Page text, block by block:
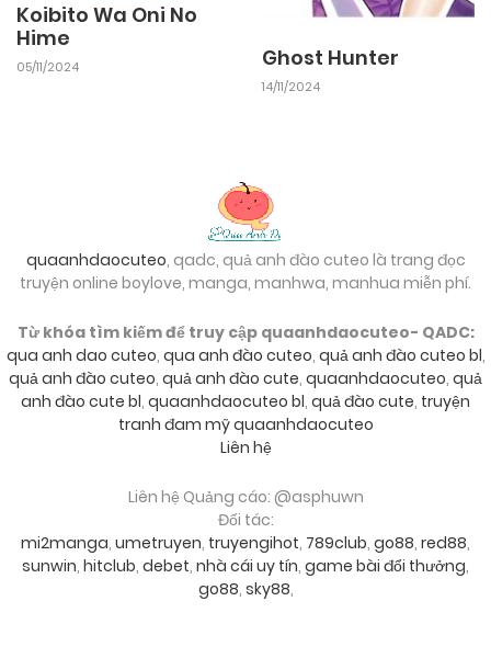
Koibito Wa Oni No
Hime
05/11/2024 Ghost Hunter
14/11/2024
quaanhdaocuteo, qadc, quả anh đào cuteo là trang đọc
truyện online boylove, manga, manhwa, manhua miễn phí.
Từ khóa tìm kiếm để truy cập quaanhdaocuteo- QADC:
qua anh dao cuteo, qua anh đào cuteo, quả anh đào cuteo bl,
quả anh đào cuteo, quả anh đào cute, quaanhdaocuteo, quả
anh đào cute bl, quaanhdaocuteo bl, quả đào cute, truyện
tranh đam mỹ quaanhdaocuteo
Liên hệ
Liên hệ Quảng cáo: @asphuwn
Đối tác:
mi2manga, umetruyen, truyengihot, 789club, go88, red88,
sunwin, hitclub, debet, nhà cái uy tín, game bài đổi thưởng,
go88, sky88,